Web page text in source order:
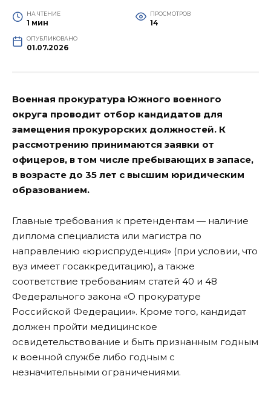
НА ЧТЕНИЕ
1 мин
ПРОСМОТРОВ
14
ОПУБЛИКОВАНО
01.07.2026
Военная прокуратура Южного военного
округа проводит отбор кандидатов для
замещения прокурорских должностей. К
рассмотрению принимаются заявки от
офицеров, в том числе пребывающих в запасе,
в возрасте до 35 лет с высшим юридическим
образованием.
Главные требования к претендентам — наличие
диплома специалиста или магистра по
направлению «юриспруденция» (при условии, что
вуз имеет госаккредитацию), а также
соответствие требованиям статей 40 и 48
Федерального закона «О прокуратуре
Российской Федерации». Кроме того, кандидат
должен пройти медицинское
освидетельствование и быть признанным годным
к военной службе либо годным с
незначительными ограничениями.